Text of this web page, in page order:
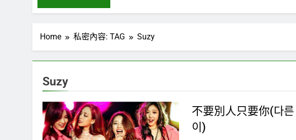
Home 私密內容: TAG Suzy
Suzy
不要別人只要你(다른
이)